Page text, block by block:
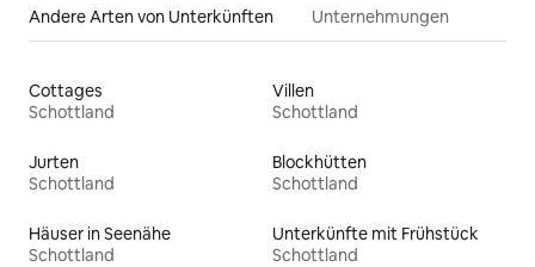
Andere Arten von Unterkünften Unternehmungen
Cottages
Schottland
Villen
Schottland
Jurten
Schottland
Blockhütten
Schottland
Häuser in Seenähe
Schottland
Unterkünfte mit Frühstück
Schottland